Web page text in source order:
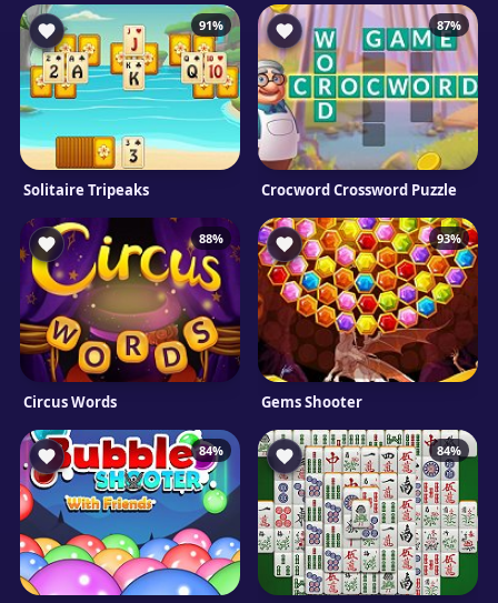
91%
Solitaire Tripeaks
87%
Crocword Crossword Puzzle
88%
Circus Words
93%
Gems Shooter
84% 84%